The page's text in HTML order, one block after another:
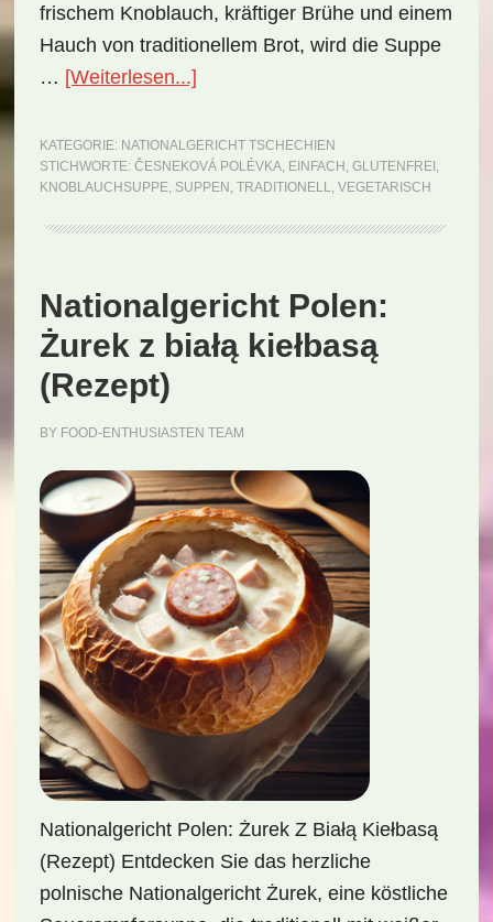
frischem Knoblauch, kräftiger Brühe und einem
Hauch von traditionellem Brot, wird die Suppe
… [Weiterlesen...]ÜberNationalgericht
Česneková
Polévka
KATEGORIE: NATIONALGERICHT TSCHECHIEN
STICHWORTE: ČESNEKOVÁ POLÉVKA, EINFACH , GLUTENFREI ,
KNOBLAUCHSUPPE, SUPPEN , TRADITIONELL, VEGETARISCH
Nationalgericht Polen:
Żurek z białą kiełbasą
(Rezept)
BY FOOD-ENTHUSIASTEN TEAM
Nationalgericht Polen: Żurek Z Białą Kiełbasą
(Rezept) Entdecken Sie das herzliche
polnische Nationalgericht Żurek, eine köstliche